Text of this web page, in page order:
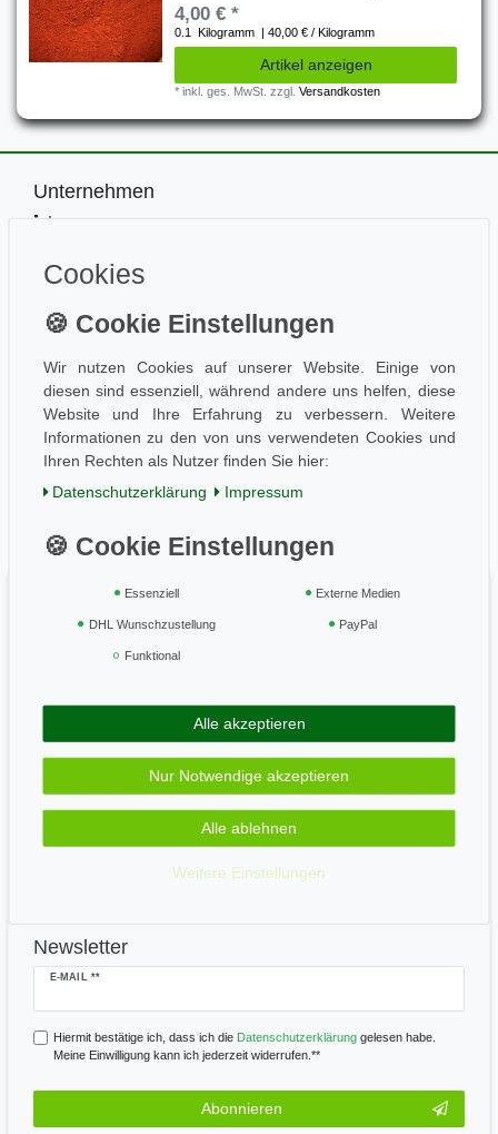
4,00 € *
0.1 Kilogramm | 40,00 € / Kilogramm
Artikel anzeigen
*inkl. ges. MwSt. zzgl.Versandkosten
Unternehmen
Impressum
Datenschutz
Information
Wissen
Aktuelles
Folge uns
Einkaufen
Zahlung und Versand
Geprüft & sicher
Zahle bequem per
Newsletter
E-MAIL **
Newsletter
Hiermit bestätige ich, dass ich die Daten­schutz­erklärunggelesen habe.
Meine Einwilligung kann ich jederzeit widerrufen.**
Abonnieren
Cookies
Wir nutzen Cookies auf unserer Website. Einige von
diesen sind essenziell, während andere uns helfen, diese
Website und Ihre Erfahrung zu verbessern. Weitere
Informationen zu den von uns verwendeten Cookies und
Ihren Rechten als Nutzer finden Sie hier:
Daten­schutz­erklärung
Impressum
Essenziell Externe Medien
DHL Wunschzustellung PayPal
Funktional
Alle akzeptieren
Nur Notwendige akzeptieren
Alle ablehnen
Weitere Einstellungen